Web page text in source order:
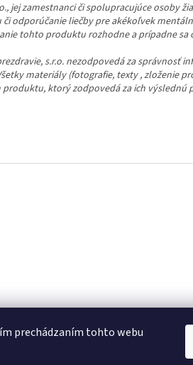
prechádzaním tohto webu
jej zamestnanci či spolupracujúce osoby
odporúčanie liečby pre akékoľvek
tohto produktu rozhodne a prípadne
s.r.o. nezodpovedá za správnosť
materiály (fotografie, texty , zloženie
ktorý zodpovedá za ich výslednú
Obchodné podmienky Kontakty